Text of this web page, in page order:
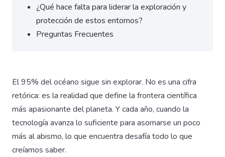
¿Qué hace falta para liderar la exploración y
protección de estos entornos?
Preguntas Frecuentes
El 95% del océano sigue sin explorar. No es una cifra
retórica: es la realidad que define la frontera científica
más apasionante del planeta. Y cada año, cuando la
tecnología avanza lo suficiente para asomarse un poco
más al abismo, lo que encuentra desafía todo lo que
creíamos saber.